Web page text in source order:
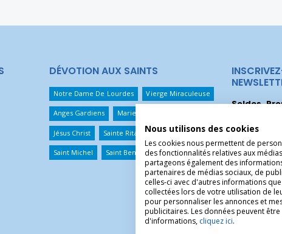
DÉVOTION AUX SAINTS
Notre Dame De Lourdes Vierge Miraculeuse
Anges Gardiens Marie Qui Défait Les Noeuds
Jésus Christ Sainte Rita Sainte Thérèse
Saint Michel Saint Benoît Saint Christophe
Soldes,
Inscrivez-
nos
Nous utilisons des cookies
Les cookies nous permettent de
des fonctionnalités relatives aux
partageons également des
partenaires de médias sociaux, de
celles-ci avec d'autres informations
collectées lors de votre utilisation de
pour personnaliser les annonces et
publicitaires. Les données peuvent
d'informations, cliquez ici.